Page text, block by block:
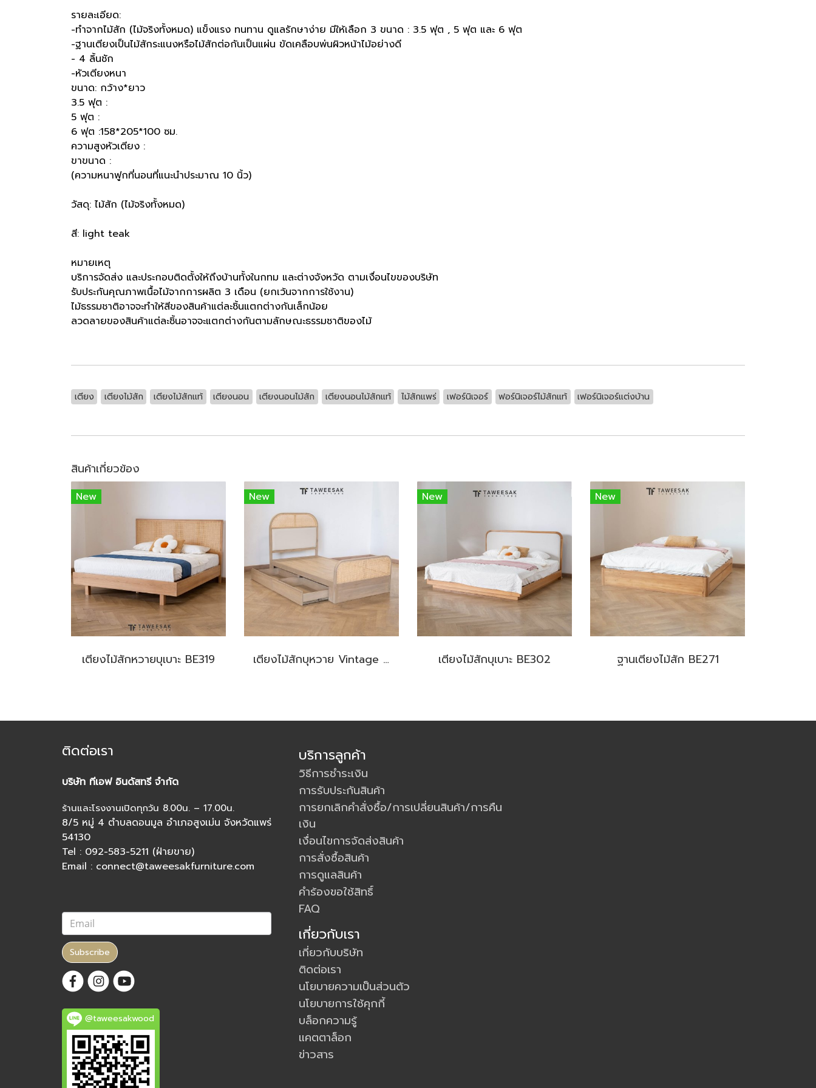
รายละเอียด:
-ทำจากไม้สัก (ไม้จริงทั้งหมด) แข็งแรง ทนทาน ดูแลรักษาง่าย มีให้เลือก 3 ขนาด : 3.5 ฟุต , 5 ฟุต และ 6 ฟุต
-ฐานเตียงเป็นไม้สักระแนงหรือไม้สักต่อกันเป็นแผ่น ขัดเคลือบพ่นผิวหน้าไม้อย่างดี
- 4 ลิ้นชัก
-หัวเตียงหนา
ขนาด: กว้าง*ยาว
3.5 ฟุต :
5 ฟุต :
6 ฟุต :158*205*100 ซม.
ความสูงหัวเตียง :
ขาขนาด :
(ความหนาฟูกที่นอนที่แนะนำประมาณ 10 นิ้ว)
วัสดุ: ไม้สัก (ไม้จริงทั้งหมด)
สี: light teak
หมายเหตุ
บริการจัดส่ง และประกอบติดตั้งให้ถึงบ้านทั้งในกทม และต่างจังหวัด ตามเงื่อนไขของบริษัท
รับประกันคุณภาพเนื้อไม้จากการผลิต 3 เดือน (ยกเว้นจากการใช้งาน)
ไม้ธรรมชาติอาจจะทำให้สีของสินค้าแต่ละชิ้นแตกต่างกันเล็กน้อย
ลวดลายของสินค้าแต่ละชิ้นอาจจะแตกต่างกันตามลักษณะธรรมชาติของไม้
เตียง เตียงไม้สัก เตียงไม้สักแท้ เตียงนอน เตียงนอนไม้สัก เตียงนอนไม้สักแท้ ไม้สักแพร่ เฟอร์นิเจอร์ ฟอร์นิเจอร์ไม้สักแท้ เฟอร์นิเจอร์แต่งบ้าน
สินค้าเกี่ยวข้อง
New
เตียงไม้สักหวายบุเบาะ BE319
New
เตียงไม้สักบุหวาย Vintage BE318
New
เตียงไม้สักบุเบาะ BE302
New
ฐานเตียงไม้สัก BE271
ติดต่อเรา
บริษัท ทีเอฟ อินดัสทรี จำกัด
ร้านและโรงงานเปิดทุกวัน 8.00น. – 17.00น.
8/5 หมู่ 4 ตำบลดอนมูล อำเภอสูงเม่น จังหวัดแพร่
54130
Tel : 092-583-5211 (ฝ่ายขาย)
Email : connect@taweesakfurniture.com
Subscribe
@taweesakwood
บริการลูกค้า
วิธีการชำระเงิน
การรับประกันสินค้า
การยกเลิกคำสั่งซื้อ/การเปลี่ยนสินค้า/การคืน
เงิน
เงื่อนไขการจัดส่งสินค้า
การสั่งซื้อสินค้า
การดูแลสินค้า
คำร้องขอใช้สิทธิ์
FAQ
เกี่ยวกับเรา
เกี่ยวกับบริษัท
ติดต่อเรา
นโยบายความเป็นส่วนตัว
นโยบายการใช้คุกกี้
บล็อกความรู้
แคตตาล็อก
ข่าวสาร